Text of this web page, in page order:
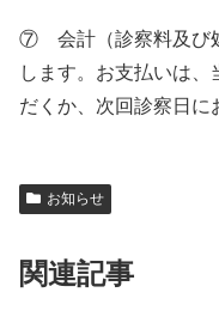
⑦ 会計（診察料及び
します。お支払いは
だくか、次回診察日に
お知らせ
関連記事